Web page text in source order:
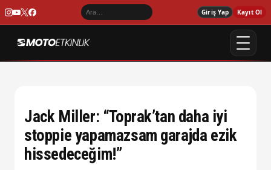
Giriş Yap Kayıt Ol
Jack Miller: “Toprak’tan daha iyi
stoppie yapamazsam garajda ezik
hissedeceğim!”